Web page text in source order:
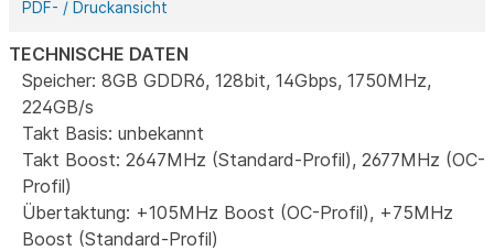
TECHNISCHE DATEN
Speicher: 8GB GDDR6, 128bit, 14Gbps, 1750MHz,
224GB/s
Takt Basis: unbekannt
Takt Boost: 2647MHz (Standard-Profil), 2677MHz (OC-
Profil)
Übertaktung: +105MHz Boost (OC-Profil), +75MHz
Boost (Standard-Profil)
PDF- / Druckansicht